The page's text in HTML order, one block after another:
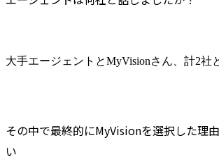
大手エージェントとMyVisionさん、計2社
その中で最終的にMyVisionを選択した理
い